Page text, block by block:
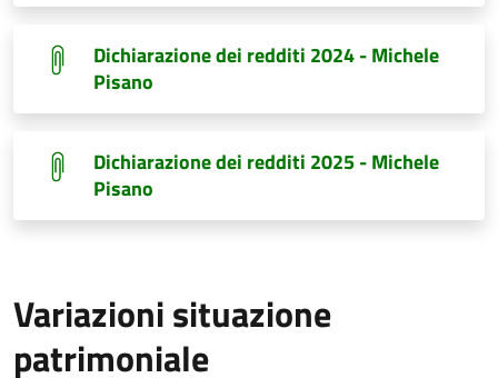
Dichiarazione dei redditi 2024 - Michele
Pisano
Dichiarazione dei redditi 2025 - Michele
Pisano
Variazioni situazione
patrimoniale